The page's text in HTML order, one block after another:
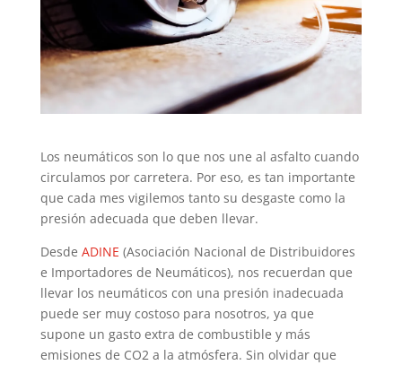
Los neumáticos son lo que nos une al asfalto cuando
circulamos por carretera. Por eso, es tan importante
que cada mes vigilemos tanto su desgaste como la
presión adecuada que deben llevar.
Desde ADINE (Asociación Nacional de Distribuidores
e Importadores de Neumáticos), nos recuerdan que
llevar los neumáticos con una presión inadecuada
puede ser muy costoso para nosotros, ya que
supone un gasto extra de combustible y más
emisiones de CO2 a la atmósfera. Sin olvidar que